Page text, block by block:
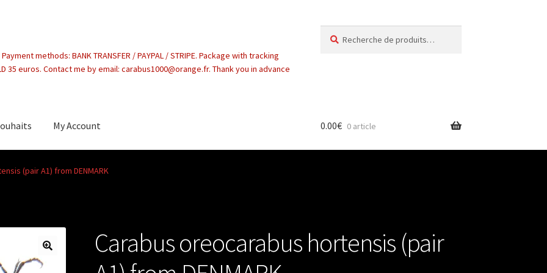
methods: BANK TRANSFER / PAYPAL / STRIPE. Package with tracking
35 euros. Contact me by email: carabus1000@orange.fr. Thank you in advance
pour :
My Account 0.00€ 0 article
(pair A1) from DENMARK
Carabus oreocarabus hortensis (pair